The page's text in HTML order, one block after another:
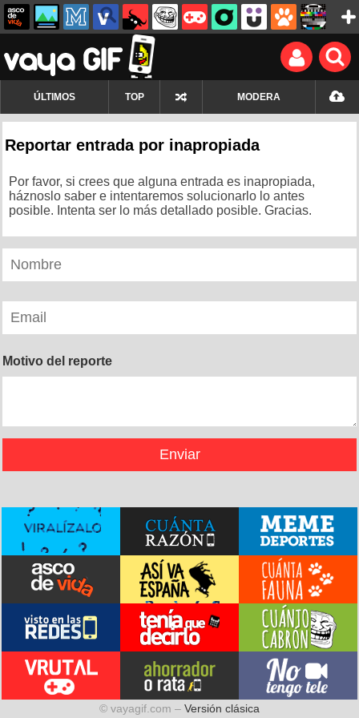
ÚLTIMOS TOP MODERA
Reportar entrada por inapropiada
Por favor, si crees que alguna entrada es inapropiada,
háznoslo saber e intentaremos solucionarlo lo antes
posible. Intenta ser lo más detallado posible. Gracias.
Motivo del reporte
© vayagif.com – Versión clásica